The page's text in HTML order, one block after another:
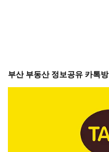
부산 부동산 정보공유 카톡방